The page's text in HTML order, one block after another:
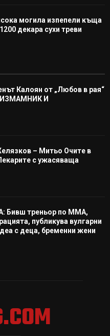
могила изпепели къща
декара сухи треви
Калоян от „Любов в рая“
И
– Митьо Очите в
с ужасяваща
Бивш треньор по ММА,
публикува вулгарни
с деца, бременни жени